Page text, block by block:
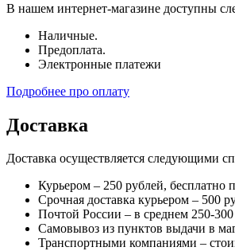
В нашем интернет-магазине доступны
Наличные.
Предоплата.
Электронные платежи
Подробнее про оплату
Доставка
Доставка осуществляется следующими
Курьером – 250 рублей, бесплатно
Срочная доставка курьером – 500
Почтой России – в среднем 250-
Самовывоз из пунктов выдачи в
Транспортными компаниями –